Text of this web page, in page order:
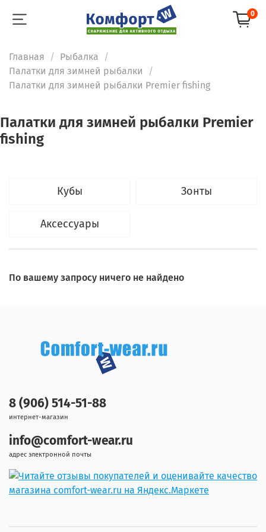
0
Главная
Рыбалка
Палатки для зимней рыбалки
Палатки для зимней рыбалки Premier fishing
Палатки для зимней рыбалки Premier
fishing
Кубы Зонты
Аксессуары
По вашему запросу ничего не найдено
8 (906) 514-51-88
интернет-магазин
info@comfort-wear.ru
адрес электронной почты